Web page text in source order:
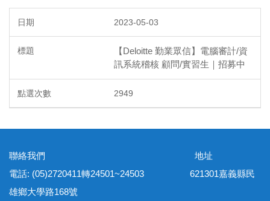
2023-05-03
【Deloitte 勤業眾信】電腦審計/資
訊系統稽核 顧問/實習生｜招募中
2949
聯絡我們 地址
電話: (05)2720411轉24501~24503 621301嘉義縣民
雄鄉大學路168號